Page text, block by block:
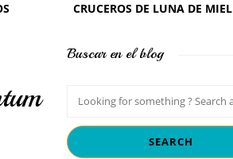
CRUCEROS DE LUNA DE MIEL
Buscar en el blog